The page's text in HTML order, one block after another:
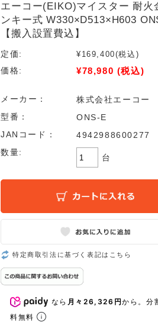
エーコー(EIKO)マイスター 耐火
ンキー式 W330×D513×H603
【搬入設置費込】
定価: ¥169,400(税込)
価格:
¥78,980 (税込)
メーカー：
株式会社エーコー
型番：
ONS-E
JANコード：
4942988600277
数量:
台
特定商取引法に基づく表記はこちら
なら 月々26,326円から。分
料無料